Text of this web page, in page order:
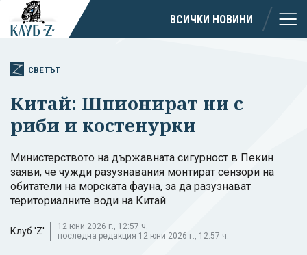
ВСИЧКИ НОВИНИ
СВЕТЪТ
Китай: Шпионират ни с
риби и костенурки
Министерството на държавната сигурност в Пекин
заяви, че чужди разузнавания монтират сензори на
обитатели на морската фауна, за да разузнават
териториалните води на Китай
Клуб 'Z'
12 юни 2026 г., 12:57 ч.
последна редакция 12 юни 2026 г., 12:57 ч.